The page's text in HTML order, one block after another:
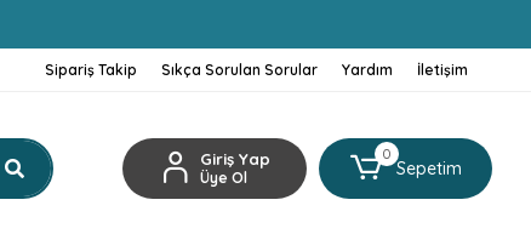
Sipariş Takip Sıkça Sorulan Sorular Yardım İletişim
Giriş Yap
Üye Ol
0
Sepetim